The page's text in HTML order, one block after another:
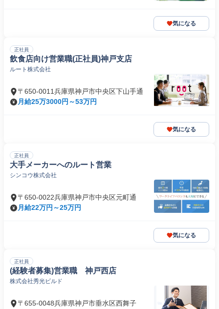
気になる
正社員
飲食店向け営業職(正社員)神戸支店
ルート株式会社
〒650-0011兵庫県神戸市中央区下山手通
月給25万3000円～53万円
気になる
正社員
大手メーカーへのルート営業
シンコウ株式会社
〒650-0022兵庫県神戸市中央区元町通
月給22万円～25万円
気になる
正社員
(経験者募集)営業職 神戸西店
株式会社秀光ビルド
〒655-0048兵庫県神戸市垂水区西舞子